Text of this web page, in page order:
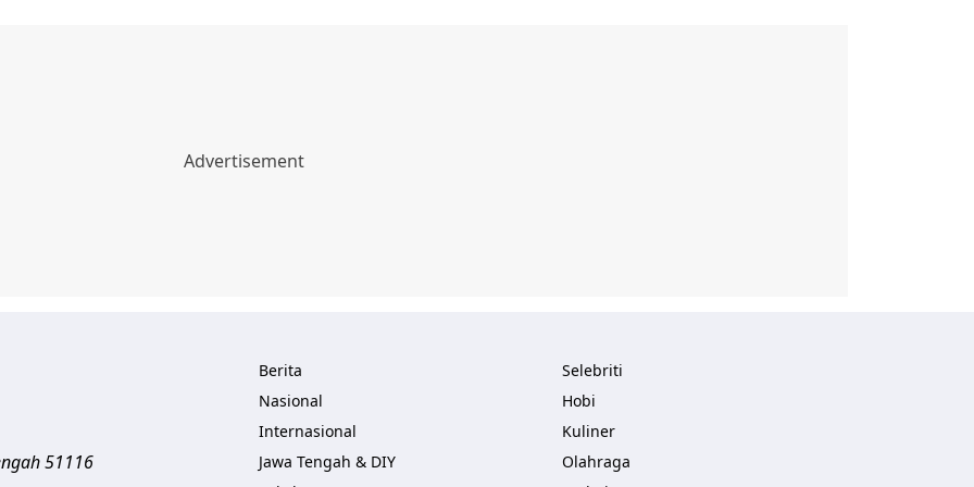
51116
Berita
Nasional
Internasional
Jawa Tengah & DIY
Selebriti
Hobi
Kuliner
Olahraga